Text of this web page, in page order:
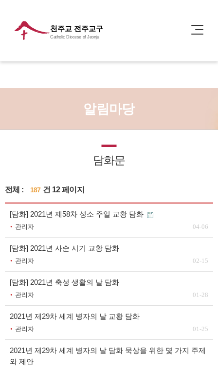
천주교 전주교구
Catholic Diocese of Jeonju
알림마당
담화문
전체 : 187 건 12 페이지
[담화] 2021년 제58차 성소 주일 교황 담화
관리자 04-06
[담화] 2021년 사순 시기 교황 담화
관리자 02-15
[담화] 2021년 축성 생활의 날 담화
관리자 01-28
2021년 제29차 세계 병자의 날 교황 담화
관리자 01-25
2021년 제29차 세계 병자의 날 담화 묵상을 위한 몇 가지 주제
와 제안